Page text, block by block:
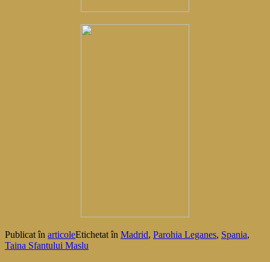
Publicat în articoleEtichetat în Madrid, Parohia Leganes, Spania,
Taina Sfantului Maslu